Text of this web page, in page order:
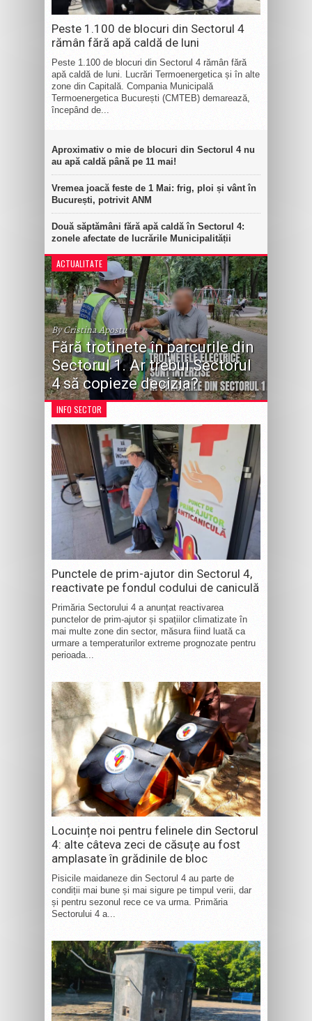
Peste 1.100 de blocuri din Sectorul 4
rămân fără apă caldă de luni
Peste 1.100 de blocuri din Sectorul 4 rămân fără
apă caldă de luni. Lucrări Termoenergetica și în alte
zone din Capitală. Compania Municipală
Termoenergetica București (CMTEB) demarează,
începând de...
Aproximativ o mie de blocuri din Sectorul 4 nu
au apă caldă până pe 11 mai!
Vremea joacă feste de 1 Mai: frig, ploi și vânt în
București, potrivit ANM
Două săptămâni fără apă caldă în Sectorul 4:
zonele afectate de lucrările Municipalității
ACTUALITATE
By Cristina Apostu
Fără trotinete în parcurile din
Sectorul 1. Ar trebui Sectorul
4 să copieze decizia?
INFO SECTOR
Punctele de prim-ajutor din Sectorul 4,
reactivate pe fondul codului de caniculă
Primăria Sectorului 4 a anunțat reactivarea
punctelor de prim-ajutor și spațiilor climatizate în
mai multe zone din sector, măsura fiind luată ca
urmare a temperaturilor extreme prognozate pentru
perioada...
Locuințe noi pentru felinele din Sectorul
4: alte câteva zeci de căsuțe au fost
amplasate în grădinile de bloc
Pisicile maidaneze din Sectorul 4 au parte de
condiții mai bune și mai sigure pe timpul verii, dar
și pentru sezonul rece ce va urma. Primăria
Sectorului 4 a...